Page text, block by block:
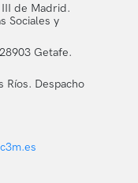
de Madrid.
Sociales y
Getafe.
Ríos. Despacho